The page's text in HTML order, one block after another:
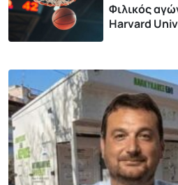
Φιλικός
Harvard